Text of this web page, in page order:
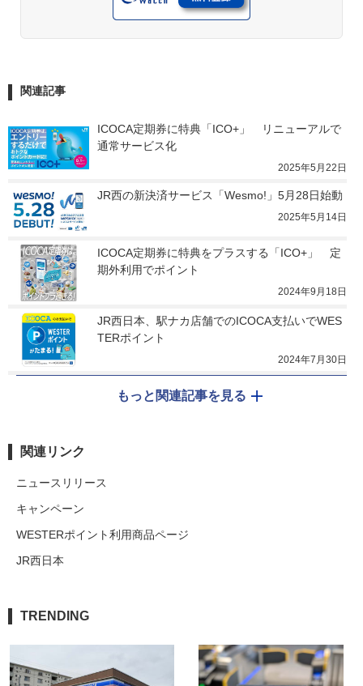
関連記事
ICOCA定期券に特典「ICO+」　リニューアルで
通常サービス化
2025年5月22日
JR西の新決済サービス「Wesmo!」5月28日始動
2025年5月14日
ICOCA定期券に特典をプラスする「ICO+」　定
期外利用でポイント
2024年9月18日
JR西日本、駅ナカ店舗でのICOCA支払いでWES
TERポイント
2024年7月30日
もっと関連記事を見る
関連リンク
ニュースリリース
キャンペーン
WESTERポイント利用商品ページ
JR西日本
TRENDING